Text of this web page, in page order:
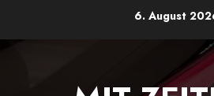
6. August